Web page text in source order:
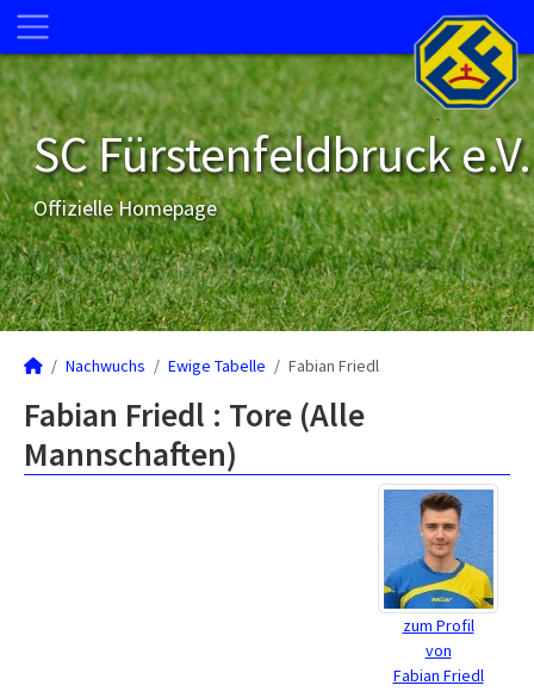
SC Fürstenfeldbruck e.V.
Offizielle Homepage
Nachwuchs Ewige Tabelle Fabian Friedl
Fabian Friedl : Tore (Alle
Mannschaften)
zum Profil
von
Fabian Friedl